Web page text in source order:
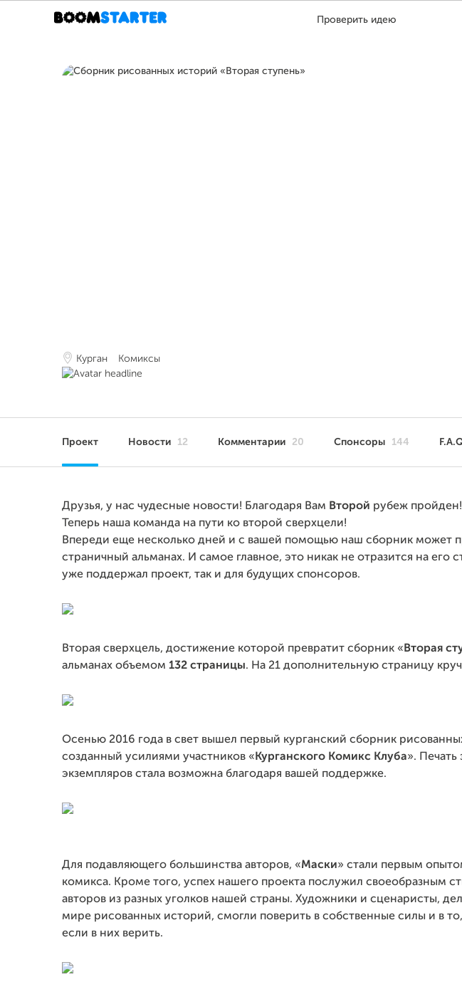
Проверить идею
Курган Комиксы
Проект Новости 12 Комментарии 20 Спонсоры 144
Друзья, у нас чудесные новости! Благодаря Вам Второй рубеж пройден!
Теперь наша команда на пути ко второй сверхцели!
Впереди еще несколько дней и с вашей помощью наш сборник может
страничный альманах. И самое главное, это никак не отразится на его
уже поддержал проект, так и для будущих спонсоров.
Вторая сверхцель, достижение которой превратит сборник « Вторая
альманах объемом 132 страницы. На 21 дополнительную страницу
Осенью 2016 года в свет вышел первый курганский сборник
созданный усилиями участников « Курганского Комикс Клуба».
экземпляров стала возможна благодаря вашей поддержке.
Для подавляющего большинства авторов, «Маски» стали первым
комикса. Кроме того, успех нашего проекта послужил своеобразным
авторов из разных уголков нашей страны. Художники и сценаристы,
мире рисованных историй, смогли поверить в собственные силы и в
если в них верить.